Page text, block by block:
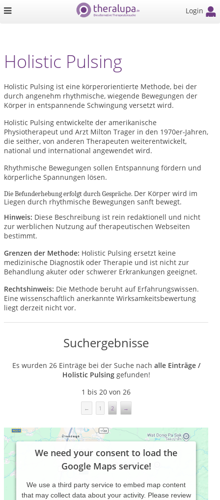
Login
Holistic Pulsing
Holistic Pulsing ist eine körperorientierte Methode, bei der
durch angenehm rhythmische, wiegende Bewegungen der
Körper in entspannende Schwingung versetzt wird.
Holistic Pulsing entwickelte der amerikanische
Physiotherapeut und Arzt Milton Trager in den 1970er‑Jahren,
die seither, von anderen Therapeuten weiterentwickelt,
national und international angewendet wird.
Rhythmische Bewegungen sollen Entspannung fördern und
körperliche Spannungen lösen.
Die Befunderhebung erfolgt durch Gespräche. Der Körper wird im
Liegen durch rhythmische Bewegungen sanft bewegt.
Hinweis: Diese Beschreibung ist rein redaktionell und nicht
zur werblichen Nutzung auf therapeutischen Webseiten
bestimmt.
Grenzen der Methode: Holistic Pulsing ersetzt keine
medizinische Diagnostik oder Therapie und ist nicht zur
Behandlung akuter oder schwerer Erkrankungen geeignet.
Rechtshinweis: Die Methode beruht auf Erfahrungswissen.
Eine wissenschaftlich anerkannte Wirksamkeitsbewertung
liegt derzeit nicht vor.
Suchergebnisse
Es wurden 26 Einträge bei der Suche nach alle Einträge /
Holistic Pulsinggefunden!
1 bis 20 von 26
← 1 2 →
We need your consent to load the
Google Maps service!
We use a third party service to embed map content
that may collect data about your activity. Please review